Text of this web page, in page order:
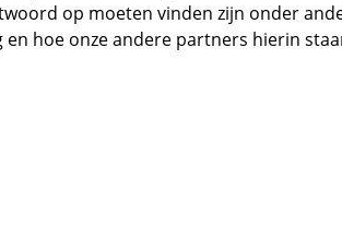
op moeten vinden zijn onder
hoe onze andere partners hierin